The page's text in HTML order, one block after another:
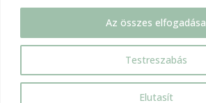
Testreszabás
Elutasít
Az összes elfogadása
Kapcsolat